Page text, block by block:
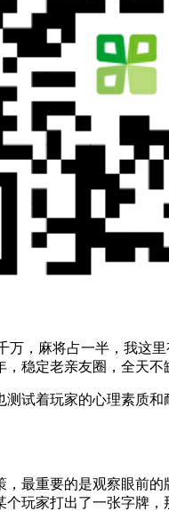
万，麻将占一半，我
稳定老亲友圈，全天不
试着玩家的心理素质
最重要的是观察眼前
玩家打出了一张字牌